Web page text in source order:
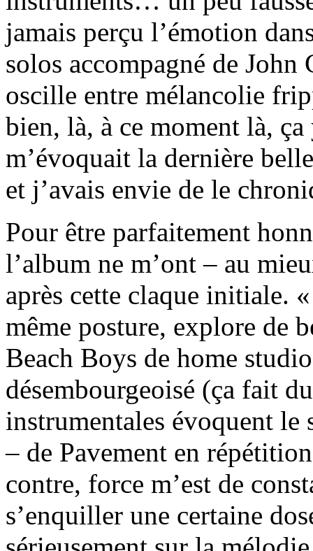
jamais perçu l’émotion
solos accompagné de John
oscille entre mélancolie
bien, là, à ce moment là,
m’évoquait la dernière
et j’avais envie de le
Pour être parfaitement
l’album ne m’ont – au
après cette claque initiale.
même posture, explore de
Beach Boys de home
désembourgeoisé (ça fait
instrumentales évoquent le
– de Pavement en
contre, force m’est de
s’enquiller une certaine